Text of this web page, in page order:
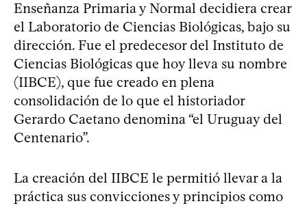
Enseñanza Primaria y Normal decidiera crear
el Laboratorio de Ciencias Biológicas, bajo su
dirección. Fue el predecesor del Instituto de
Ciencias Biológicas que hoy lleva su nombre
(IIBCE), que fue creado en plena
consolidación de lo que el historiador
Gerardo Caetano denomina “el Uruguay del
Centenario”.
La creación del IIBCE le permitió llevar a la
práctica sus convicciones y principios como